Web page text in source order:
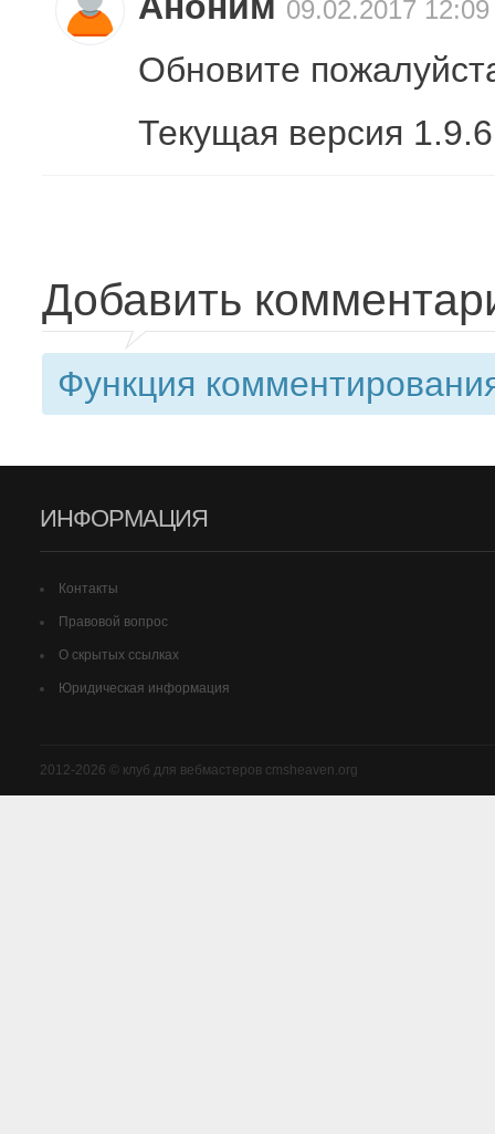
09.02.2017 12:09
Обновите
Текущая версия
Добавить
Функция
ИНФОРМАЦИЯ
Контакты
Правовой вопрос
О скрытых ссылках
Юридическая информация
2012-2026 © клуб для вебмастеров cmsheaven.org